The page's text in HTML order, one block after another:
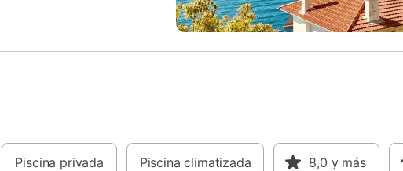
Piscina privada Piscina climatizada 8,0 y más